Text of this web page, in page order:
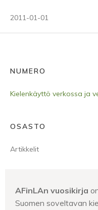
2011-01-01
NUMERO
Kielenkäyttö verkossa ja
OSASTO
Artikkelit
AFinLAn vuosikirja
Suomen soveltavan